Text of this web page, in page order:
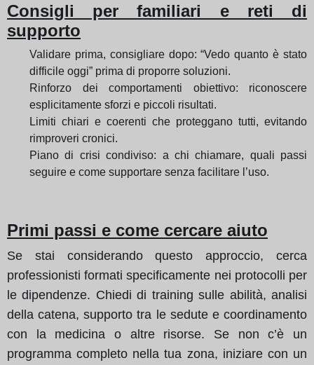
Consigli per familiari e reti di
supporto
Validare prima, consigliare dopo: “Vedo quanto è stato
difficile oggi” prima di proporre soluzioni.
Rinforzo dei comportamenti obiettivo: riconoscere
esplicitamente sforzi e piccoli risultati.
Limiti chiari e coerenti che proteggano tutti, evitando
rimproveri cronici.
Piano di crisi condiviso: a chi chiamare, quali passi
seguire e come supportare senza facilitare l’uso.
Primi passi e come cercare aiuto
Se stai considerando questo approccio, cerca
professionisti formati specificamente nei protocolli per
le dipendenze. Chiedi di training sulle abilità, analisi
della catena, supporto tra le sedute e coordinamento
con la medicina o altre risorse. Se non c’è un
programma completo nella tua zona, iniziare con un